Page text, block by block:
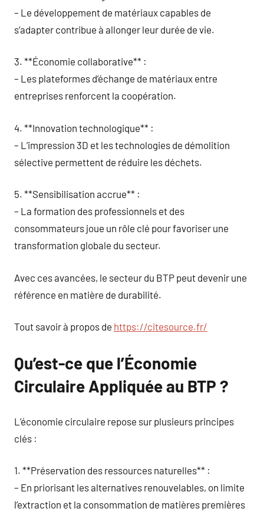
– Le développement de matériaux capables de
s’adapter contribue à allonger leur durée de vie.
3. **Économie collaborative** :
– Les plateformes d’échange de matériaux entre
entreprises renforcent la coopération.
4. **Innovation technologique** :
– L’impression 3D et les technologies de démolition
sélective permettent de réduire les déchets.
5. **Sensibilisation accrue** :
– La formation des professionnels et des
consommateurs joue un rôle clé pour favoriser une
transformation globale du secteur.
Avec ces avancées, le secteur du BTP peut devenir une
référence en matière de durabilité.
Tout savoir à propos de https://citesource.fr/
Qu’est-ce que l’Économie
Circulaire Appliquée au BTP ?
L’économie circulaire repose sur plusieurs principes
clés :
1. **Préservation des ressources naturelles** :
– En priorisant les alternatives renouvelables, on limite
l’extraction et la consommation de matières premières